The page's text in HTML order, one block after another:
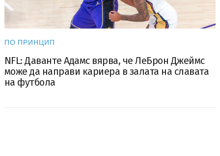
ПО ПРИНЦИП
NFL: Даванте Адамс вярва, че ЛеБрон Джеймс
може да направи кариера в залата на славата
на футбола